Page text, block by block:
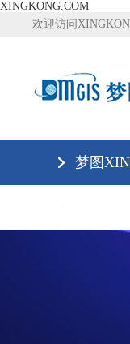
XINGKONG.COM
欢迎访问
梦图